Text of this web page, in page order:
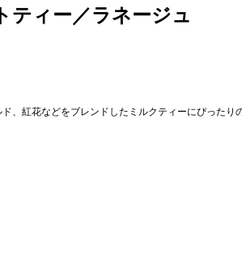
ティー／ラネージュ
、紅花などをブレンドしたミルクティーにぴったり